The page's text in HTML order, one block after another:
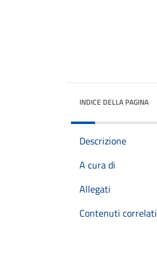
INDICE DELLA PAGINA
Descrizione
A cura di
Allegati
Contenuti correlati